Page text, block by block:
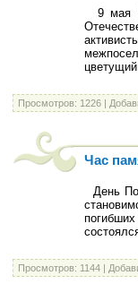
9 мая
Просмотров: 1226 |
Час
День
Просмотров: 1144 |